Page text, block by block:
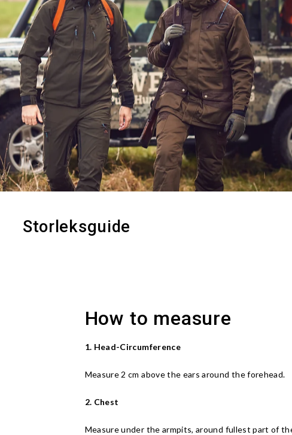
Storleksguide
How to measure
1. Head-Circumference
Measure 2 cm above the ears around the forehead.
2. Chest
Measure under the armpits, around fullest part of